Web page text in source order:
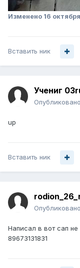
Изменено 16
Вставить ник
Учениг
Опубликовано
up
Вставить ник
Опубликовано
Написал в вот сап не
89673131831